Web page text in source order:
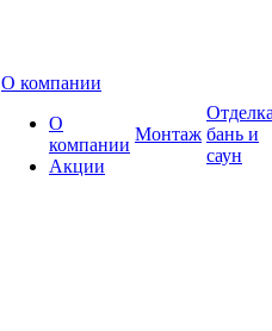
О компании
О
компании
Акции
Монтаж бань и
саун